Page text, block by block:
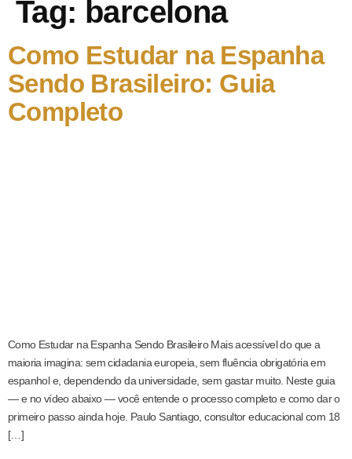
Tag: barcelona
Como Estudar na Espanha
Sendo Brasileiro: Guia
Completo
Como Estudar na Espanha Sendo Brasileiro Mais acessível do que a
maioria imagina: sem cidadania europeia, sem fluência obrigatória em
espanhol e, dependendo da universidade, sem gastar muito. Neste guia
— e no vídeo abaixo — você entende o processo completo e como dar o
primeiro passo ainda hoje. Paulo Santiago, consultor educacional com 18
[…]